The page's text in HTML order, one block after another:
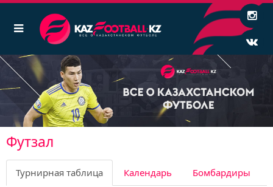
Футзал
Турнирная таблица Календарь Бомбардиры